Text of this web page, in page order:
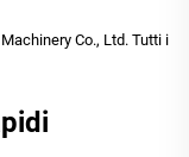
Co., Ltd. Tutti i